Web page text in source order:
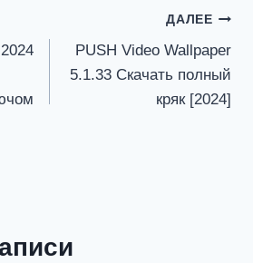
ДАЛЕЕ
PUSH Video Wallpaper
5.1.33 Скачать полный
кряк [2024]